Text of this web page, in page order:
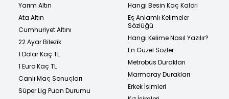
Yarım Altın
Ata Altın
Cumhuriyet Altını
22 Ayar Bilezik
1 Dolar Kaç TL
1 Euro Kaç TL
Canlı Maç Sonuçları
Süper Lig Puan Durumu
Hangi Besin Kaç Kalori
Eş Anlamlı Kelimeler
Sözlüğü
Hangi Kelime Nasıl Yazılır?
En Güzel Sözler
Metrobüs Durakları
Marmaray Durakları
Erkek İsimleri